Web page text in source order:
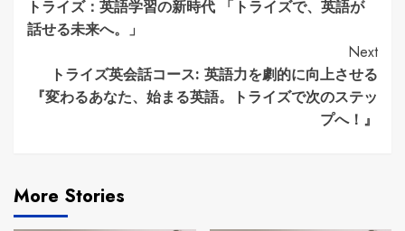
Reading
トライズ：英語学習の新時代 「トライズで、英語が
話せる未来へ。」
Next
トライズ英会話コース: 英語力を劇的に向上させる
『変わるあなた、始まる英語。トライズで次のステッ
プへ！』
More Stories